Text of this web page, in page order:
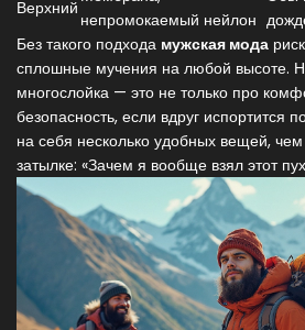
Верхний
непромокаемый нейлон
Без такого подхода мужская мода
сплошные мучения на любой высоте.
многослойка — это не только про
безопасность, если вдруг испортится
на себя несколько удобных вещей,
затылке: «Зачем я вообще взял этот